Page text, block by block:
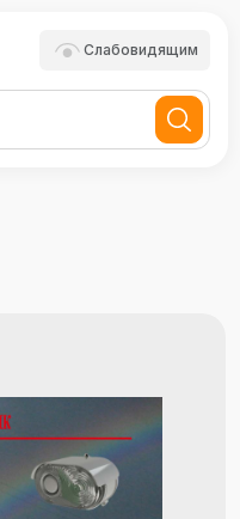
Слабовидящим